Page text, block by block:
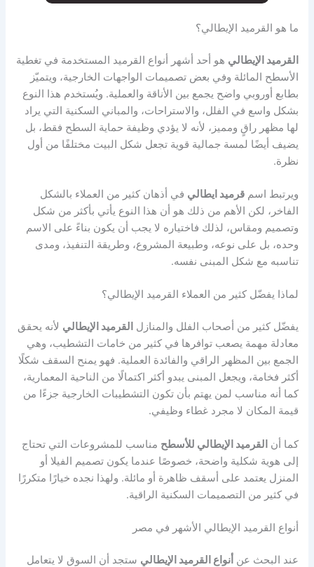
ما هو القرميد الإيطالي؟
القرميد الإيطالي هو أحد أشهر أنواع القرميد المستخدمة في تغطية
الأسطح المائلة وفي بعض تصميمات الواجهات الخارجية، ويتميّز
بطابع أوروبي واضح يجمع بين الأناقة والعملية. ويُستخدم هذا النوع
بشكل واسع في الفلل، والاستراحات، والمباني السكنية التي يراد
لها مظهر راقٍ ومميز، لأنه لا يؤدي وظيفة حماية السطح فقط، بل
يضيف أيضًا لمسة جمالية قوية تجعل شكل البيت مختلفًا من أول
نظرة.
ويرتبط اسمقرميد ايطالي في أذهان كثير من العملاء بالشكل
الفاخر، لكن الأهم من ذلك هو أن هذا النوع يأتي بأكثر من شكل
وتصميم ومقاس، لذلك فاختياره لا يجب أن يكون بناءً على الاسم
وحده، بل على نوعه، وطبيعة المشروع، وطريقة التنفيذ، ومدى
تناسبه مع شكل المبنى نفسه.
لماذا يفضّل كثير من العملاء القرميد الإيطالي؟
يفضّل كثير من أصحاب الفلل والمنازل القرميد الإيطالي لأنه يحقق
معادلة مهمة يصعب توافرها في كثير من خامات التشطيب، وهي
الجمع بين المظهر الراقي والفائدة العملية. فهو يمنح السقف شكلًا
أكثر فخامة، ويجعل المبنى يبدو أكثر اكتمالًا من الناحية المعمارية،
كما أنه مناسب لمن يهتم بأن تكون التشطيبات الخارجية جزءًا من
قيمة المكان لا مجرد غطاء وظيفي.
كما أن القرميد الإيطالي للأسطح مناسب للمشروعات التي تحتاج
إلى هوية شكلية واضحة، خصوصًا عندما يكون تصميم الفيلا أو
المنزل يعتمد على أسقف ظاهرة أو مائلة. ولهذا نجده خيارًا متكررًا
في كثير من التصميمات السكنية الراقية.
أنواع القرميد الإيطالي الأشهر في مصر
عند البحث عن أنواع القرميد الإيطالي ستجد أن السوق لا يتعامل